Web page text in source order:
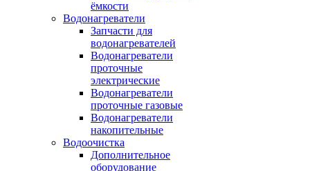
ёмкости
Водонагреватели
Запчасти для
водонагревателей
Водонагреватели
проточные
электрические
Водонагреватели
проточные газовые
Водонагреватели
накопительные
Водоочистка
Дополнительное
оборудование